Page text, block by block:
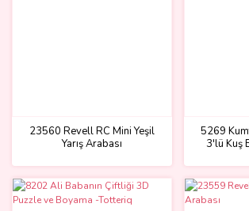
23560 Revell RC Mini Yeşil
Yarış Arabası
5269
3'lü Kuş